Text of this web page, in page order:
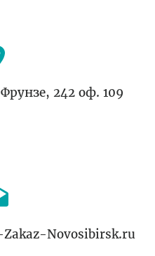
242 оф. 109
Novosibirsk.ru